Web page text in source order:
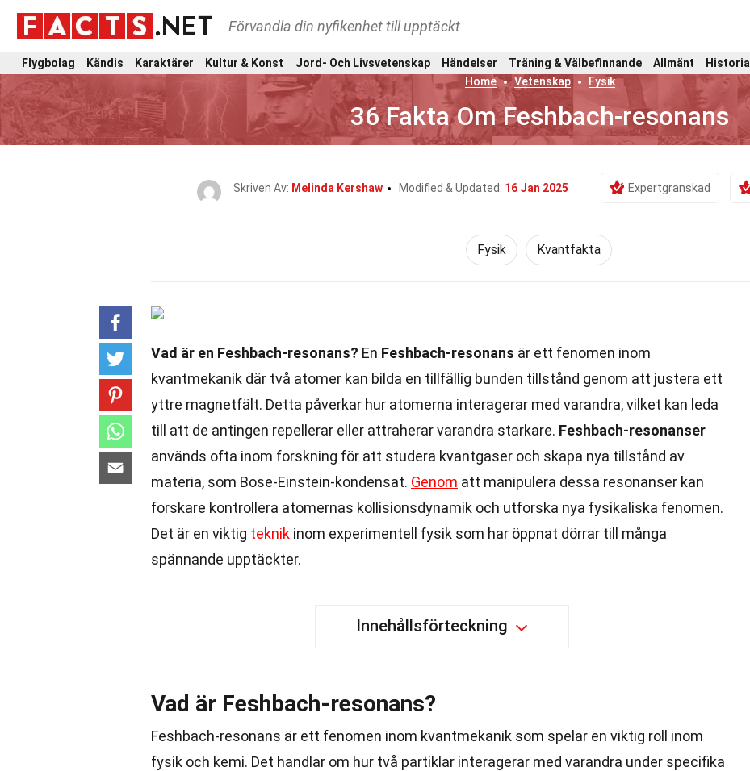
Förvandla din nyfikenhet till upptäckt
Flygbolag Kändis Karaktärer Kultur & Konst Jord- Och Livsvetenskap Händelser Träning & Välbefinnande Allmänt Historia
Home
Vetenskap Fysik
36 Fakta Om Feshbach-resonans
Skriven Av: Melinda Kershaw Modified & Updated: 16 Jan 2025 Expertgranskad
Fysik Kvantfakta
Vad är en Feshbach-resonans? En Feshbach-resonans är ett fenomen inom
kvantmekanik där två atomer kan bilda en tillfällig bunden tillstånd genom att justera ett
yttre magnetfält. Detta påverkar hur atomerna interagerar med varandra, vilket kan leda
till att de antingen repellerar eller attraherar varandra starkare. Feshbach-resonanser
används ofta inom forskning för att studera kvantgaser och skapa nya tillstånd av
materia, som Bose-Einstein-kondensat. Genom att manipulera dessa resonanser kan
forskare kontrollera atomernas kollisionsdynamik och utforska nya fysikaliska fenomen.
Det är en viktig teknik inom experimentell fysik som har öppnat dörrar till många
spännande upptäckter.
Innehållsförteckning
Vad är Feshbach-resonans?
Feshbach-resonans är ett fenomen inom kvantmekanik som spelar en viktig roll inom
fysik och kemi. Det handlar om hur två partiklar interagerar med varandra under specifika